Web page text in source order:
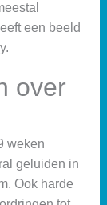
een beeld
over
weken
geluiden in
Ook harde